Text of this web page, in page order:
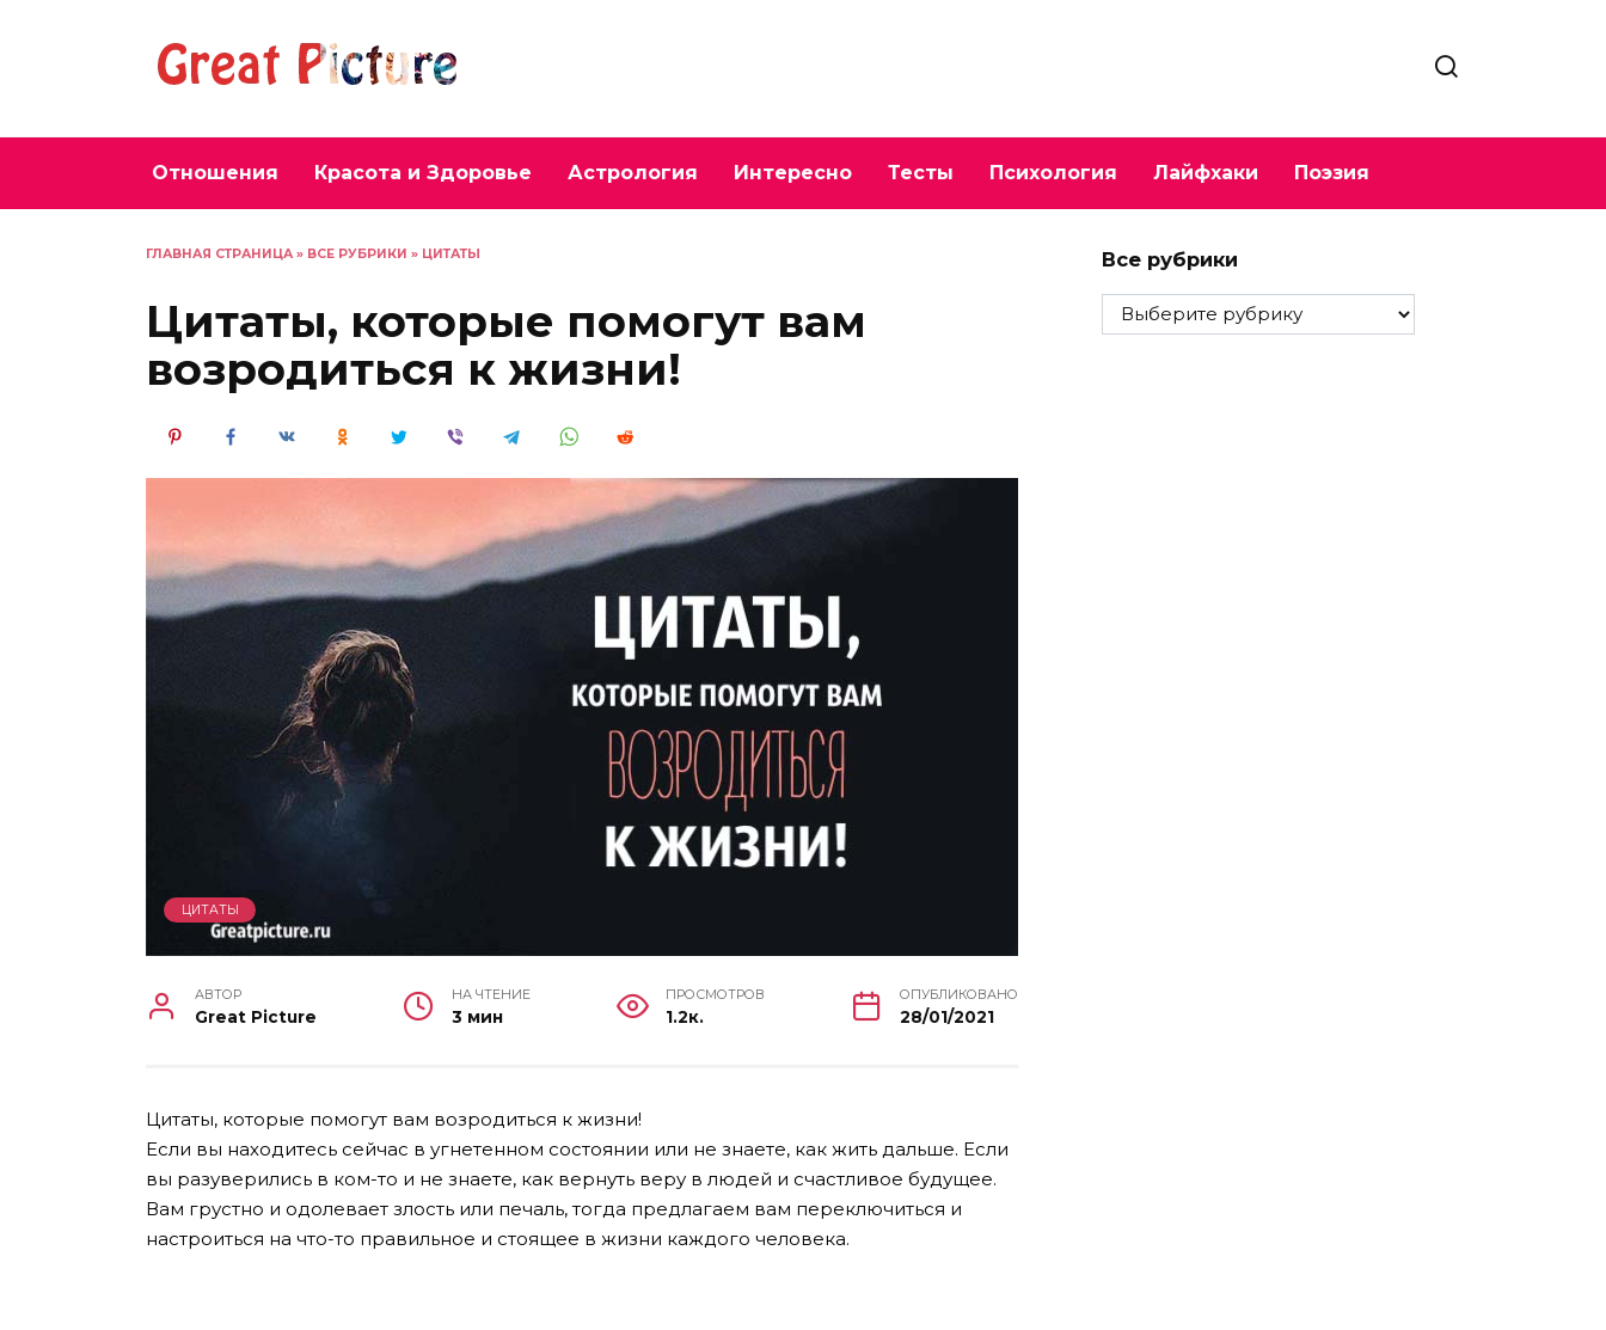
Отношения Красота и Здоровье Астрология Интересно Тесты Психология Лайфхаки Поэзия
ГЛАВНАЯ СТРАНИЦА » ВСЕ РУБРИКИ » ЦИТАТЫ
Цитаты, которые помогут вам
возродиться к жизни!
ЦИТАТЫ
АВТОР
Great Picture
НА ЧТЕНИЕ
3 мин
ПРОСМОТРОВ
1.2к.
ОПУБЛИКОВАНО
28/01/2021
Цитаты, которые помогут вам возродиться к жизни!
Если вы находитесь сейчас в угнетенном состоянии или не знаете, как жить дальше. Если
вы разуверились в ком-то и не знаете, как вернуть веру в людей и счастливое будущее.
Вам грустно и одолевает злость или печаль, тогда предлагаем вам переключиться и
настроиться на что-то правильное и стоящее в жизни каждого человека.
Все рубрики
Все
рубрики